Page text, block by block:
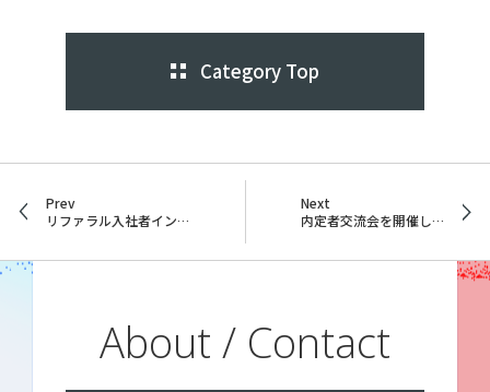
Category Top
Prev
リファラル入社者インタビュー＃１
Next
内定者交流会を開催しました！
About / Contact